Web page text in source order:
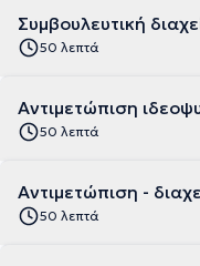
Συμβουλευτική
50 λεπτά
Αντιμετώπιση
50 λεπτά
Αντιμετώπιση -
50 λεπτά